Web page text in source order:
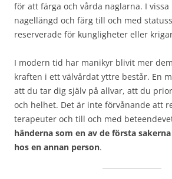
för att färga och vårda naglarna. I
nagellängd och färg till och med
reserverade för kungligheter eller
I modern tid har manikyr blivit mer
kraften i ett välvårdat yttre består. En
att du tar dig själv på allvar, att du
och helhet. Det är inte förvånande att
terapeuter och till och med
händerna som en av de första
hos en annan person.